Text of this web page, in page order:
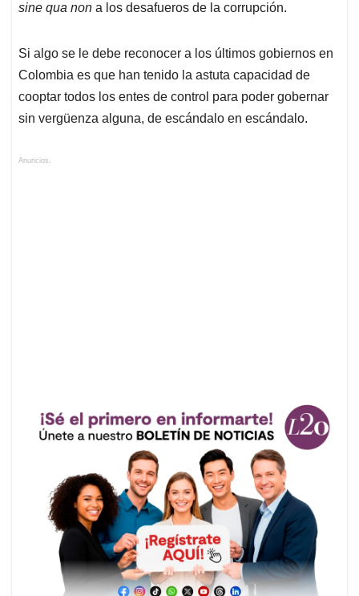
sine qua non a los desafueros de la corrupción.
Si algo se le debe reconocer a los últimos gobiernos en
Colombia es que han tenido la astuta capacidad de
cooptar todos los entes de control para poder gobernar
sin vergüenza alguna, de escándalo en escándalo.
Anuncios.